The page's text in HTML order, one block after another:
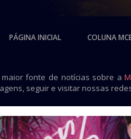
PÁGINA INICIAL COLUNA
maior fonte de notícias sobre a
seguir e visitar nossas